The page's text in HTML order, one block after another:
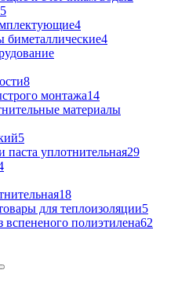
5
4
биметаллические4
8
монтажа14
материалы
5
уплотнительная29
18
для теплоизоляции5
вспененого полиэтилена62